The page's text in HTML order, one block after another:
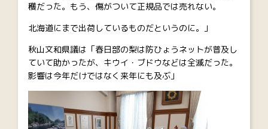
穫だった。もう、傷がついて正規品では売れない。
北海道にまで出荷しているものだというのに。」
秋山文和県議は「春日部の梨は防ひょうネットが普及し
ていて助かったが、キウイ・ブドウなどは全滅だった。
影響は今年だけではなく来年にも及ぶ」